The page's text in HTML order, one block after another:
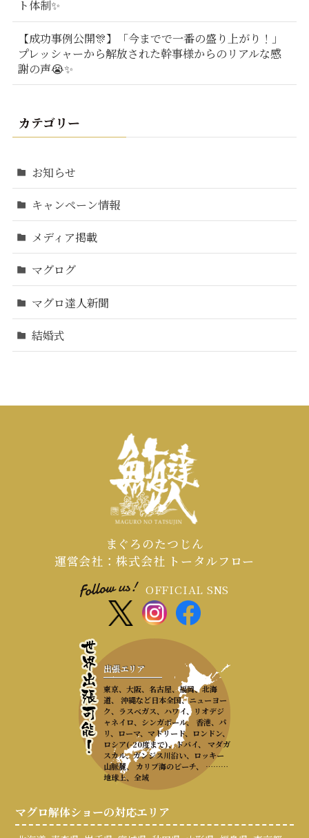
ト体制✨
【成功事例公開🎊】「今までで一番の盛り上がり！」
プレッシャーから解放された幹事様からのリアルな感
謝の声😭✨
カテゴリー
お知らせ
キャンペーン情報
メディア掲載
マグログ
マグロ達人新聞
結婚式
まぐろのたつじん
運営会社：株式会社 トータルフロー
OFFICIAL SNS
出張エリア
東京、大阪、名古屋、福岡、北海
道、 沖縄など日本全国、ニューヨー
ク、ラスベガス、ハワイ、リオデジ
ャネイロ、シンガポール、 香港、パ
リ、ローマ、マドリード、ロンドン、
ロシア(-20度まで)、ドバイ、 マダガ
スカル、ガンジス川沿い、ロッキー
山脈麓、 カリブ海のビーチ、 ………
地球上、全域
マグロ解体ショーの対応エリア